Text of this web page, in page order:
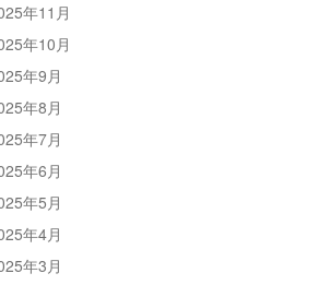
年11月
年10月
年9月
年8月
年7月
年6月
年5月
年4月
年3月